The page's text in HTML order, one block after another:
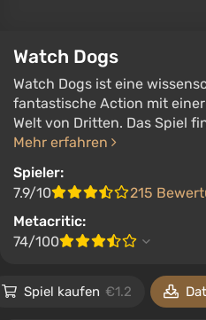
Watch Dogs
Watch Dogs ist eine
fantastische Action mit
Welt von Dritten. Das Spiel
Mehr erfahren
Spieler:
7.9/10
215
Metacritic:
74/100
Spiel kaufen €1.2